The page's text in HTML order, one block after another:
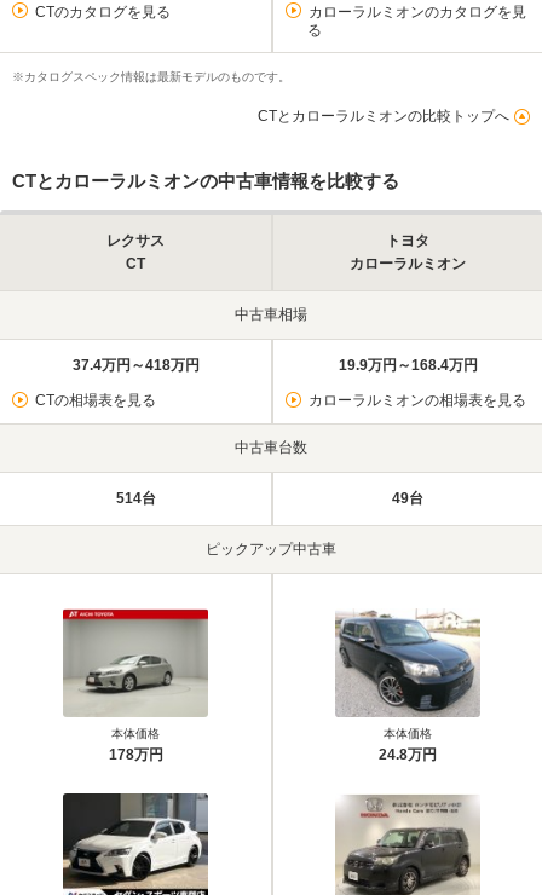
CTのカタログを見る
カローラルミオンのカタログを見
る
※カタログスペック情報は最新モデルのものです。
CTとカローラルミオンの比較トップへ
CTとカローラルミオンの中古車情報を比較する
レクサス
CT
トヨタ
カローラルミオン
中古車相場
37.4万円～418万円
CTの相場表を見る
19.9万円～168.4万円
カローラルミオンの相場表を見る
中古車台数
514台 49台
ピックアップ中古車
本体価格
178万円
本体価格
24.8万円